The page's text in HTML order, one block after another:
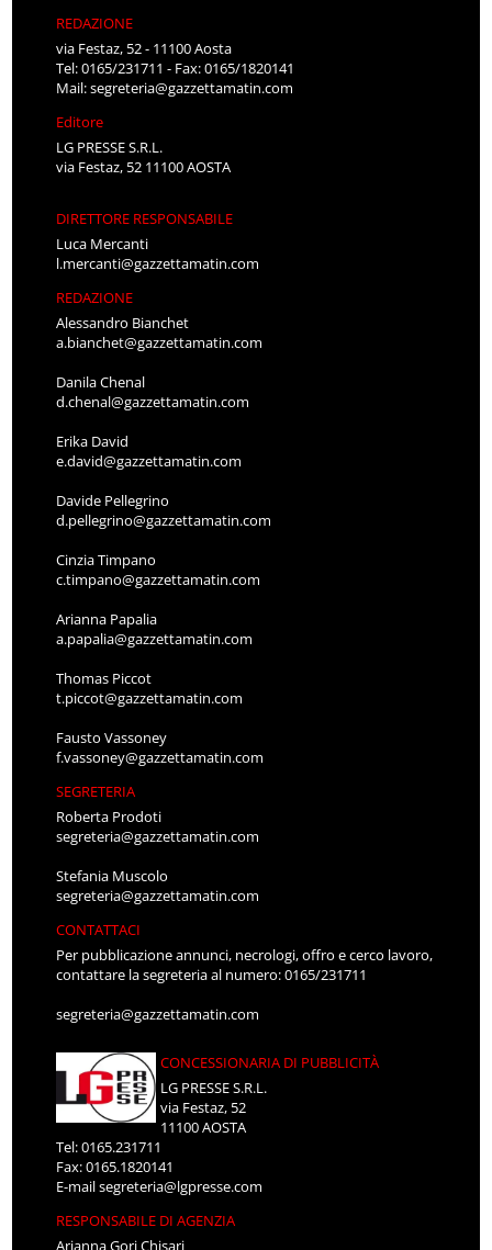
REDAZIONE
via Festaz, 52 - 11100 Aosta
Tel: 0165/231711 - Fax: 0165/1820141
Mail:segreteria@gazzettamatin.com
Editore
LG PRESSE S.R.L.
via Festaz, 52 11100 AOSTA
DIRETTORE RESPONSABILE
Luca Mercanti
l.mercanti@gazzettamatin.com
REDAZIONE
Alessandro Bianchet
a.bianchet@gazzettamatin.com
Danila Chenal
d.chenal@gazzettamatin.com
Erika David
e.david@gazzettamatin.com
Davide Pellegrino
d.pellegrino@gazzettamatin.com
Cinzia Timpano
c.timpano@gazzettamatin.com
Arianna Papalia
a.papalia@gazzettamatin.com
Thomas Piccot
t.piccot@gazzettamatin.com
Fausto Vassoney
f.vassoney@gazzettamatin.com
SEGRETERIA
Roberta Prodoti
segreteria@gazzettamatin.com
Stefania Muscolo
segreteria@gazzettamatin.com
CONTATTACI
Per pubblicazione annunci, necrologi, offro e cerco lavoro,
contattare la segreteria al numero: 0165/231711
segreteria@gazzettamatin.com
CONCESSIONARIA DI PUBBLICITÀ
LG PRESSE S.R.L.
via Festaz, 52
11100 AOSTA
Tel: 0165.231711
Fax: 0165.1820141
E-mailsegreteria@lgpresse.com
RESPONSABILE DI AGENZIA
Arianna Gori Chisari